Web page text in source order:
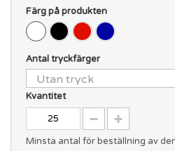
Färg på produkten
Antal tryckfärger
Kvantitet
Minsta antal för beställning av